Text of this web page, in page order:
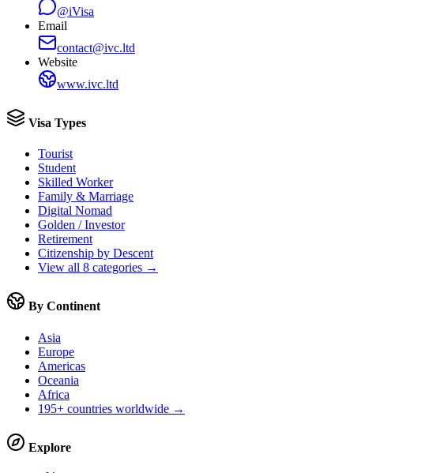
@iVisa
Email
contact@ivc.ltd
Website
www.ivc.ltd
Visa Types
Tourist
Student
Skilled Worker
Family & Marriage
Digital Nomad
Golden / Investor
Retirement
Citizenship by Descent
View all 8 categories →
By Continent
Asia
Europe
Americas
Oceania
Africa
195+ countries worldwide →
Explore